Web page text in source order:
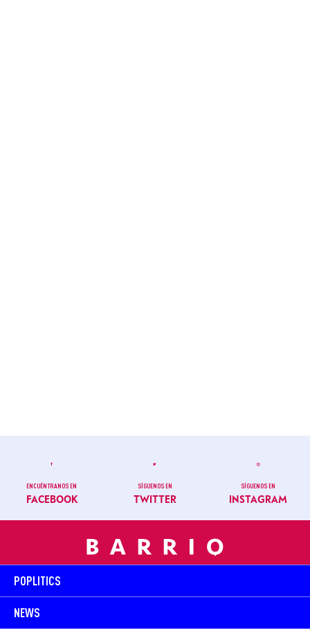
ENCUÉNTRANOS EN
FACEBOOK
SÍGUENOS EN
TWITTER
SÍGUENOS EN
INSTAGRAM
POPLITICS
NEWS